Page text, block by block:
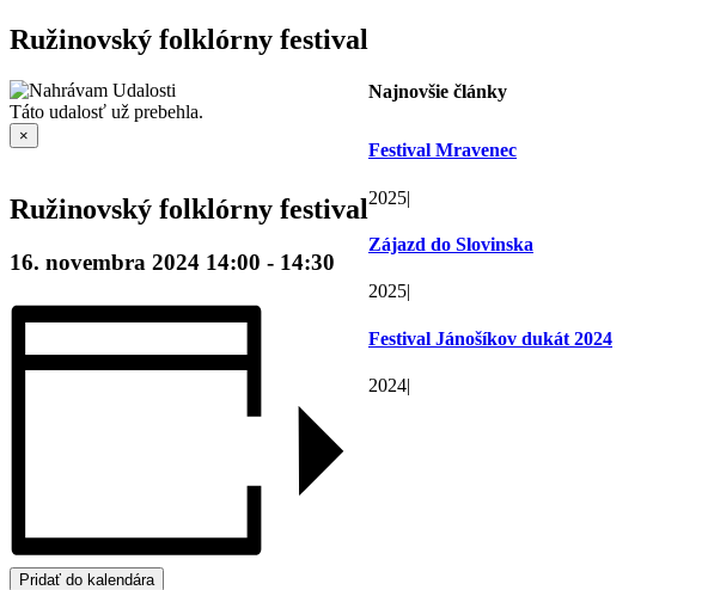
Ružinovský folklórny festival
Táto udalosť už prebehla.
×
Ružinovský folklórny festival
16. novembra 2024 14:00 - 14:30
Pridať do kalendára
Najnovšie články
Festival Mravenec
2025|
Zájazd do Slovinska
2025|
Festival Jánošíkov dukát 2024
2024|